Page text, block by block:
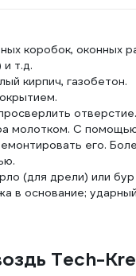
коробок, оконных
и т.д.
кирпич, газобетон.
молотком. С
его.
(для дрели) или
в основание;
Tech-